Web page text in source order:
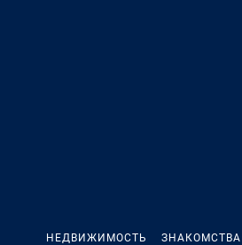
НЕДВИЖИМОСТЬ ЗНАКОМСТВА